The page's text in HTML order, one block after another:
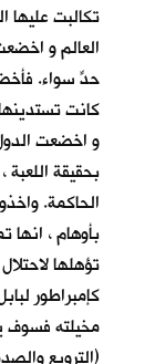
تكالبت عليها
العالم و
حدٍّ سواء.
كانت
و اخضعت
بحقيقة
الحاكمة.
بأوهام ،
تؤهلها
كإمبراطور
مخيلته فسوف